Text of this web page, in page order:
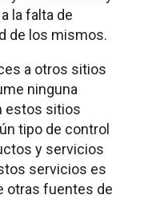
la falta de
de los mismos.
a otros sitios
ninguna
estos sitios
tipo de control
y servicios
servicios es
otras fuentes de